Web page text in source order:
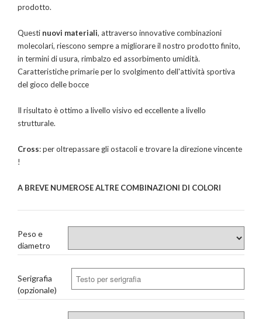
prodotto.
Questi nuovi materiali, attraverso innovative combinazioni
molecolari, riescono sempre a migliorare il nostro prodotto finito,
in termini di usura, rimbalzo ed assorbimento umidità.
Caratteristiche primarie per lo svolgimento dell'attività sportiva
del gioco delle bocce
Il risultato è ottimo a livello visivo ed eccellente a livello
strutturale.
Cross: per oltrepassare gli ostacoli e trovare la direzione vincente
!
A BREVE NUMEROSE ALTRE COMBINAZIONI DI COLORI
Peso e
diametro
Serigrafia
(opzionale)